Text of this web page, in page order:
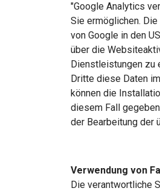
"Google Analytics
Sie ermöglichen.
von Google in den
über die
Dienstleistungen zu
Dritte diese Daten
können die
diesem Fall
der Bearbeitung der
Verwendung von
Die verantwortliche